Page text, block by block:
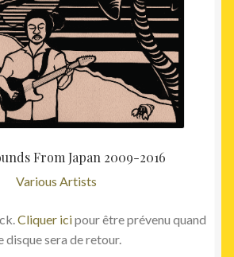
From Japan 2009-2016
Various Artists
Cliquer icipour être prévenu quand
disque sera de retour.